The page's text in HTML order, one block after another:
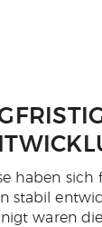
haben sich
stabil
waren